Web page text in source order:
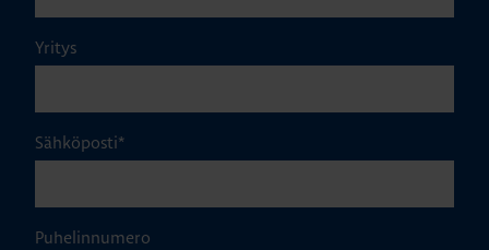
Yritys
Sähköposti*
Puhelinnumero